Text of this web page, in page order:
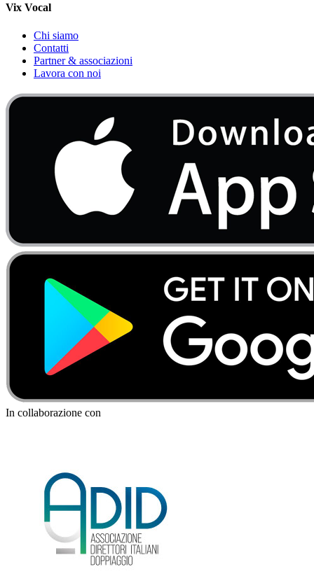
Vix Vocal
Chi siamo
Contatti
Partner & associazioni
Lavora con noi
In collaborazione con